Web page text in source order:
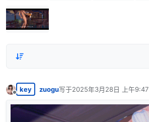
离线
key zuogu写于2025年3月28日 上午9:47
最后由 编辑